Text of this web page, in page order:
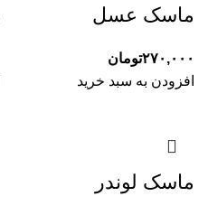
ماسک عسل
۲۷۰,۰۰۰تومان
افزودن به سبد خرید
ماسک لوندر